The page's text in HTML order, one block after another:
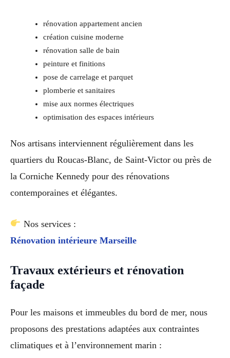
rénovation appartement ancien
création cuisine moderne
rénovation salle de bain
peinture et finitions
pose de carrelage et parquet
plomberie et sanitaires
mise aux normes électriques
optimisation des espaces intérieurs
Nos artisans interviennent régulièrement dans les
quartiers du Roucas-Blanc, de Saint-Victor ou près de
la Corniche Kennedy pour des rénovations
contemporaines et élégantes.
Nos services :
Rénovation intérieure Marseille
Travaux extérieurs et rénovation
façade
Pour les maisons et immeubles du bord de mer, nous
proposons des prestations adaptées aux contraintes
climatiques et à l’environnement marin :